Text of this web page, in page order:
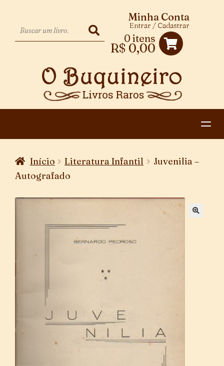
0 itens
R$ 0,00
Minha Conta
Entrar / Cadastrar
Início Literatura Infantil
Juvenilia –
Autografado